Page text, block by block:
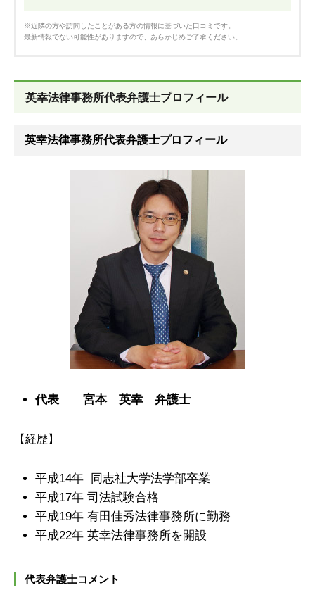
※近隣の方や訪問したことがある方の情報に基づいた口コミです。
最新情報でない可能性がありますので、あらかじめご了承ください。
英幸法律事務所代表弁護士プロフィール
英幸法律事務所代表弁護士プロフィール
代表 宮本 英幸 弁護士
【経歴】
平成14年 同志社大学法学部卒業
平成17年 司法試験合格
平成19年 有田佳秀法律事務所に勤務
平成22年 英幸法律事務所を開設
代表弁護士コメント